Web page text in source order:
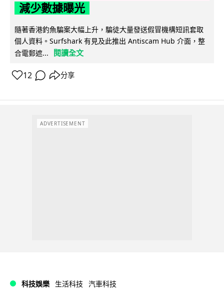
減少數據曝光
隨著香港釣魚騙案大幅上升，騙徒大量發送假冒機構短訊套取
個人資料。Surfshark 有見及此推出 Antiscam Hub 介面，整
合電郵遮...
閱讀全文
12 分享
ADVERTISEMENT
科技娛樂 生活科技 汽車科技